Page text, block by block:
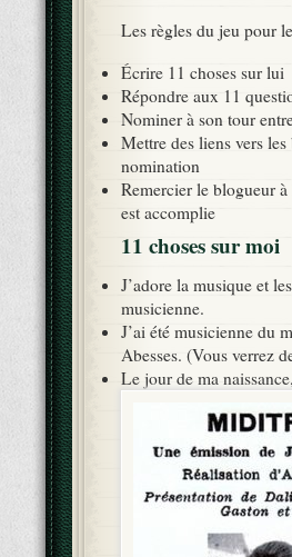
Les règles du jeu pour
Écrire 11 choses sur lui
Répondre aux 11
Nominer à son tour
Mettre des liens vers
nomination
Remercier le blogueur
est accomplie
11 choses sur moi
J’adore la musique et
musicienne.
J’ai été musicienne du
Abesses. (Vous verrez
Le jour de ma